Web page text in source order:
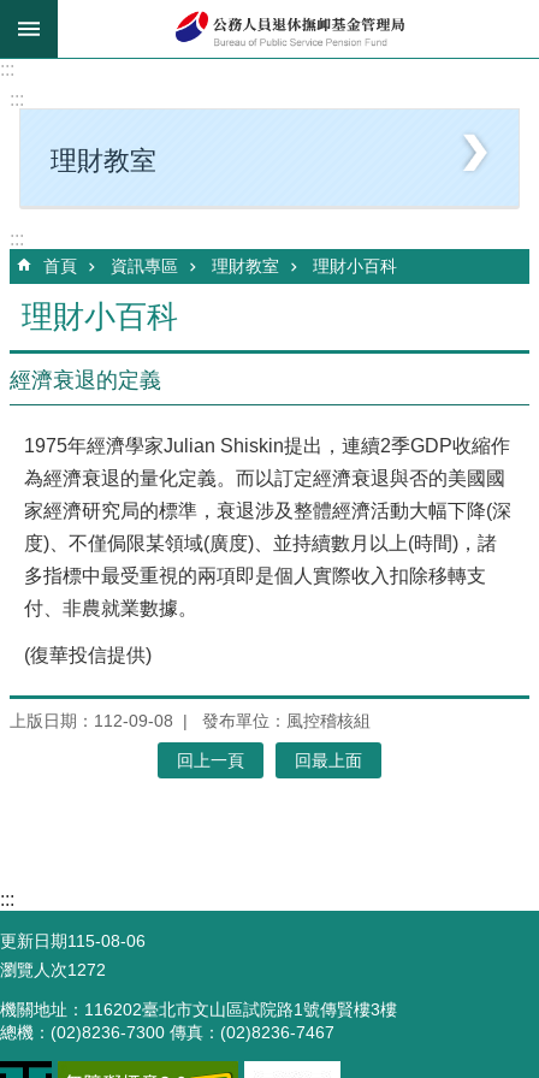
跳到主要內容區塊
:::
:::
理財教室
:::
首頁 資訊專區 理財教室 理財小百科
理財小百科
經濟衰退的定義
1975年經濟學家Julian Shiskin提出，連續2季GDP收縮作
為經濟衰退的量化定義。而以訂定經濟衰退與否的美國國
家經濟研究局的標準，衰退涉及整體經濟活動大幅下降(深
度)、不僅侷限某領域(廣度)、並持續數月以上(時間)，諸
多指標中最受重視的兩項即是個人實際收入扣除移轉支
付、非農就業數據。
(復華投信提供)
上版日期：112-09-08 發布單位：風控稽核組
回上一頁 回最上面
:::
更新日期115-08-06
瀏覽人次1272
機關地址：116202臺北市文山區試院路1號傳賢樓3樓
總機：(02)8236-7300 傳真：(02)8236-7467